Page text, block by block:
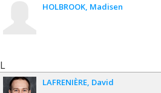
HOLBROOK Madisen
L
LAFRENIÈRE David